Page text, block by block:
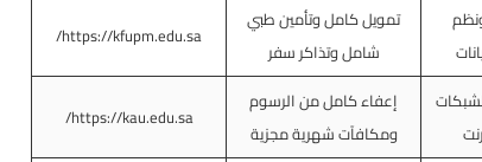
تمويل كامل وتأمين طبي
شامل وتذاكر سفر
https://kfupm.edu.sa/
إعفاء كامل من الرسوم
ومكافآت شهرية مجزية
https://kau.edu.sa/